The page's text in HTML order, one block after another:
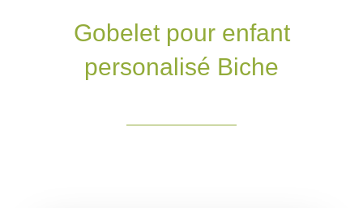
Gobelet pour enfant
personalisé Biche